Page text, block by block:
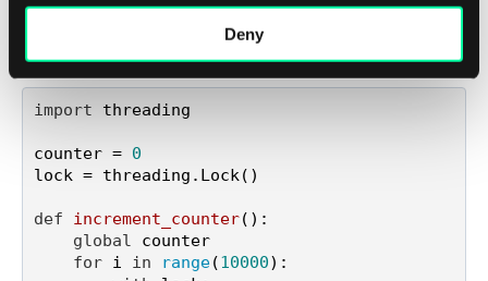
Deny
Verwendung von atomaren Operationen in
import threading
counter = 0
lock = threading.Lock()
def increment_counter():
global
counter
for i in range(10000):